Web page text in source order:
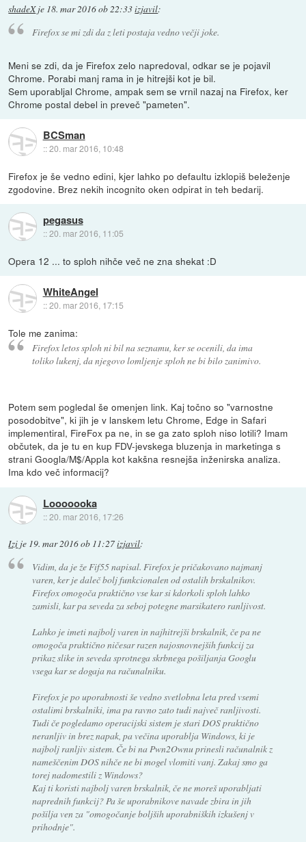
shadeXje 18. mar 2016 ob 22:33izjavil:
Firefox se mi zdi da z leti postaja vedno večji joke.
Meni se zdi, da je Firefox zelo napredoval, odkar se je pojavil
Chrome. Porabi manj rama in je hitrejši kot je bil.
Sem uporabljal Chrome, ampak sem se vrnil nazaj na Firefox, ker
Chrome postal debel in preveč "pameten".
BCSman
::20. mar 2016, 10:48
Firefox je še vedno edini, kjer lahko po defaultu izklopiš beleženje
zgodovine. Brez nekih incognito oken odpirat in teh bedarij.
pegasus
::20. mar 2016, 11:05
Opera 12 ... to sploh nihče več ne zna shekat :D
WhiteAngel
::20. mar 2016, 17:15
Tole me zanima:
Firefox letos sploh ni bil na seznamu, ker se ocenili, da ima
toliko lukenj, da njegovo lomljenje sploh ne bi bilo zanimivo.
Potem sem pogledal še omenjen link. Kaj točno so "varnostne
posodobitve", ki jih je v lanskem letu Chrome, Edge in Safari
implementiral, FireFox pa ne, in se ga zato sploh niso lotili? Imam
občutek, da je tu en kup FDV-jevskega bluzenja in marketinga s
strani Googla/M$/Appla kot kakšna resnejša inženirska analiza.
Ima kdo več informacij?
Looooooka
::20. mar 2016, 17:26
Izi je 19. mar 2016 ob 11:27izjavil:
Vidim, da je že Fif55 napisal. Firefox je pričakovano najmanj
varen, ker je daleč bolj funkcionalen od ostalih brskalnikov.
Firefox omogoča praktično vse kar si kdorkoli sploh lahko
zamisli, kar pa seveda za seboj potegne marsikatero ranljivost.
Lahko je imeti najbolj varen in najhitrejši brskalnik, če pa ne
omogoča praktično ničesar razen najosnovnejših funkcij za
prikaz slike in seveda sprotnega skrbnega pošiljanja Googlu
vsega kar se dogaja na računalniku.
Firefox je po uporabnosti še vedno svetlobna leta pred vsemi
ostalimi brskalniki, ima pa ravno zato tudi največ ranljivosti.
Tudi če pogledamo operacijski sistem je stari DOS praktično
neranljiv in brez napak, pa večina uporablja Windows, ki je
najbolj ranljiv sistem. Če bi na Pwn2Ownu prinesli računalnik z
nameščenim DOS nihče ne bi mogel vlomiti vanj. Zakaj smo ga
torej nadomestili z Windows?
Kaj ti koristi najbolj varen brskalnik, če ne moreš uporabljati
naprednih funkcij? Pa še uporabnikove navade zbira in jih
pošilja ven za "omogočanje boljših uporabniških izkušenj v
prihodnje".